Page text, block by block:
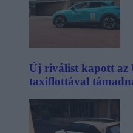
Új riválist kapott az
taxiflottával